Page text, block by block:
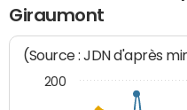
Giraumont
(Source : JDN d'après
200